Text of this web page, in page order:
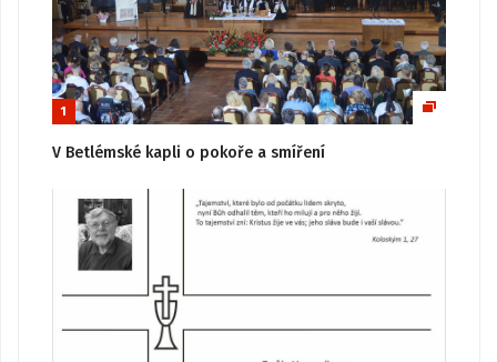
1
V Betlémské kapli o pokoře a smíření